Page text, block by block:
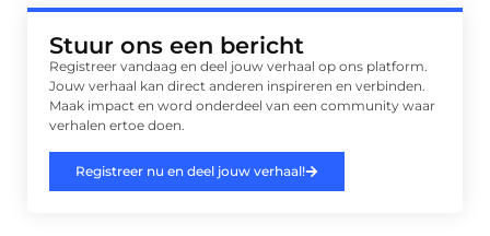
Stuur ons een bericht
Registreer vandaag en deel jouw verhaal op ons platform.
Jouw verhaal kan direct anderen inspireren en verbinden.
Maak impact en word onderdeel van een community waar
verhalen ertoe doen.
Registreer nu en deel jouw verhaal!